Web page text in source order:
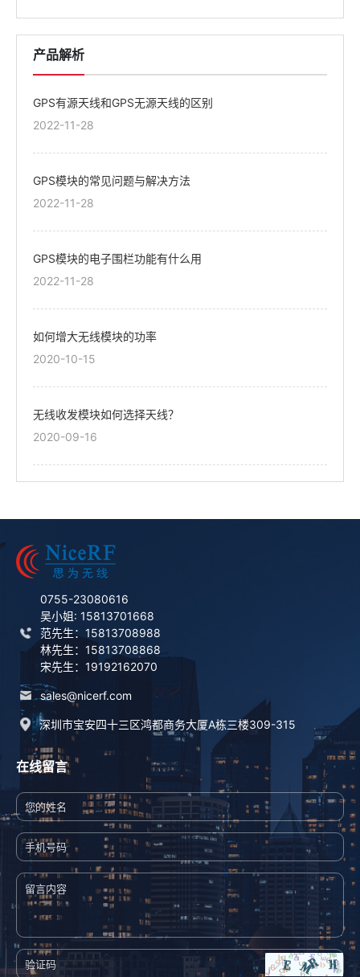
产品解析
GPS有源天线和GPS无源天线的区别
2022-11-28
GPS模块的常见问题与解决方法
2022-11-28
GPS模块的电子围栏功能有什么用
2022-11-28
如何增大无线模块的功率
2020-10-15
无线收发模块如何选择天线？
2020-09-16
0755-23080616
吴小姐: 15813701668
范先生：15813708988
林先生：15813708868
宋先生：19192162070
sales@nicerf.com
深圳市宝安四十三区鸿都商务大厦A栋三楼309-315
在线留言